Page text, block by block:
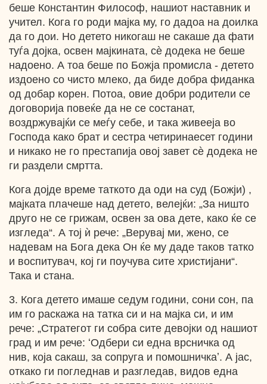
беше Константин Философ, нашиот наставник и
учител. Кога го роди мајка му, го дадоа на доилка
да го дои. Но детето никогаш не сакаше да фати
туѓа дојка, освен мајкината, сѐ додека не беше
надоено. А тоа беше по Божја промисла - детето
издоено со чисто млеко, да биде добра фиданка
од добар корен. Потоа, овие добри родители се
договорија повеќе да не се состанат,
воздржувајќи се меѓу себе, и така живееја во
Господа како брат и сестра четиринаесет години
и никако не го престапија овој завет сѐ додека не
ги раздели смртта.
Кога дојде време таткото да оди на суд (Божји) ,
мајката плачеше над детето, велејќи: „За ништо
друго не се грижам, освен за ова дете, како ќе се
изгледа“. А тој ѝ рече: „Верувај ми, жено, се
надевам на Бога дека Он ќе му даде таков татко
и воспитувач, кој ги поучува сите христијани“.
Така и стана.
3. Кога детето имаше седум години, сони сон, па
им го раскажа на татка си и на мајка си, и им
рече: „Стратегот ги собра сите девојки од нашиот
град и им рече: ʻОдбери си една врсничка од
нив, која сакаш, за сопруга и помошничкаʼ. А јас,
откако ги погледнав и разгледав, видов една